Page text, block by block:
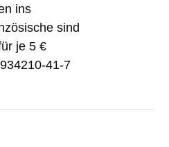
ins
sind
je 5 €
41-7